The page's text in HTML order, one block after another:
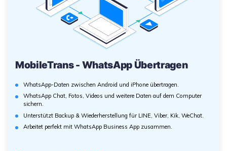
MobileTrans - WhatsApp Übertragen
WhatsApp-Daten zwischen Android und iPhone übertragen.
WhatsApp Chat, Fotos, Videos und weitere Daten auf dem Computer
sichern.
Unterstützt Backup & Wiederherstellung für LINE, Viber, Kik, WeChat.
Arbeitet perfekt mit WhatsApp Business App zusammen.